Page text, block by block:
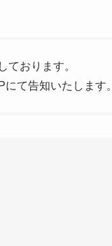
ております。
て告知いたします。